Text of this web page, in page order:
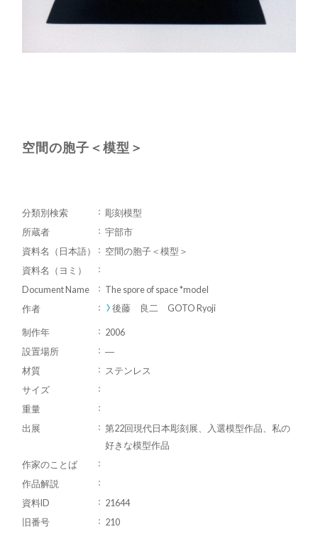
空間の胞子＜模型＞
分類別検索
彫刻模型
所蔵者
宇部市
資料名（日本語）
空間の胞子＜模型＞
資料名（ヨミ）
Document Name
The spore of space *model
作者
後藤 良二 GOTO Ryoji
制作年
2006
設置場所
―
材質
ステンレス
サイズ
重量
出展
第22回現代日本彫刻展、入選模型作品、私の
好きな模型作品
作家のことば
作品解説
資料ID
21644
旧番号
210